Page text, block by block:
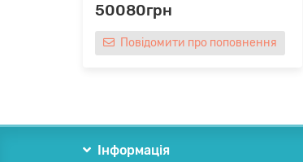
50080грн
Повідомити про поповнення
Інформація